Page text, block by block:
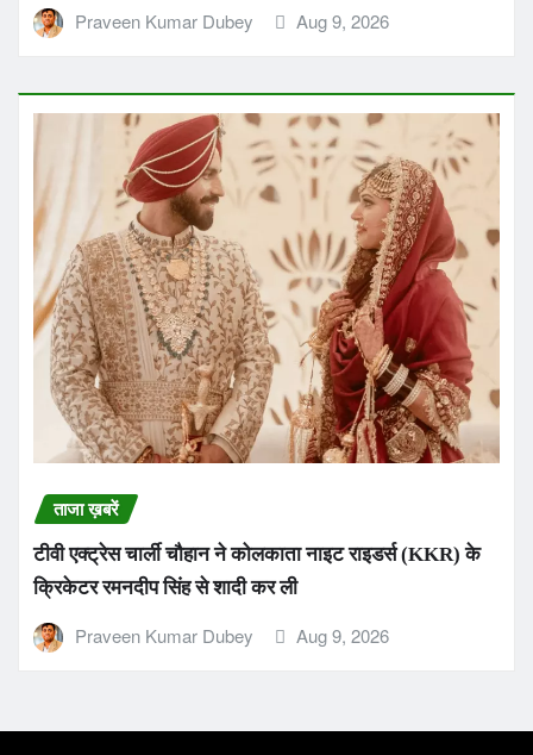
Praveen Kumar Dubey Aug 9, 2026
ताजा ख़बरें
टीवी एक्ट्रेस चार्ली चौहान ने कोलकाता नाइट राइडर्स (KKR) के
क्रिकेटर रमनदीप सिंह से शादी कर ली
Praveen Kumar Dubey Aug 9, 2026